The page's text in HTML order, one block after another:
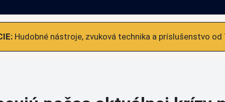
Hudobné nástroje, zvuková technika a príslušenstvo od